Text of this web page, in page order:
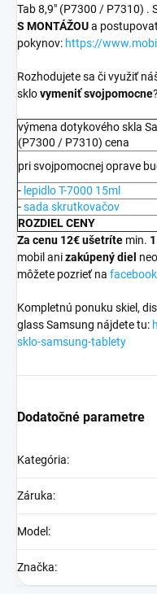
Tab 8,9" (P7300 / P7310) .
S MONTÁŽOUa
pokynov: https://
Rozhodujete sa či využiť
sklovymeniť svojpomocne
výmena dotykového skla
(P7300 / P7310) cena
pri svojpomocnej oprave
- lepidlo T-7000 15ml
-sada skrutkovačov
ROZDIEL CENY
Za cenu 12€ ušetríte min.
mobil anizakúpený diel
môžete pozrieť na
Kompletnú ponuku skiel,
glass Samsung nájdete tu:
sklo-samsung-tablety
Dodatočné parametre
Kategória:
Záruka:
Model :
Značka: